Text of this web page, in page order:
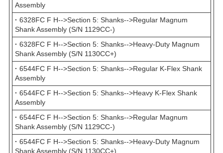
Assembly
· 6328FC F H-->Section 5: Shanks-->Regular Magnum
Shank Assembly (S/N 1129CC-)
· 6328FC F H-->Section 5: Shanks-->Heavy-Duty Magnum
Shank Assembly (S/N 1130CC+)
· 6544FC F H-->Section 5: Shanks-->Regular K-Flex Shank
Assembly
· 6544FC F H-->Section 5: Shanks-->Heavy K-Flex Shank
Assembly
· 6544FC F H-->Section 5: Shanks-->Regular Magnum
Shank Assembly (S/N 1129CC-)
· 6544FC F H-->Section 5: Shanks-->Heavy-Duty Magnum
Shank Assembly (S/N 1130CC+)